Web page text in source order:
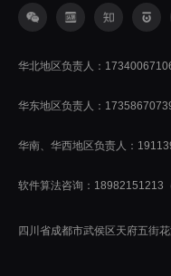
华北地区负责人：
华东地区负责人：
华南、华西地区负责人：
软件算法咨询：18982151213
四川省成都市武侯区天府五街